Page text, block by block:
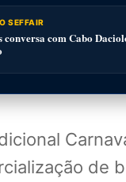
SEFFAIR
conversa com Cabo
de